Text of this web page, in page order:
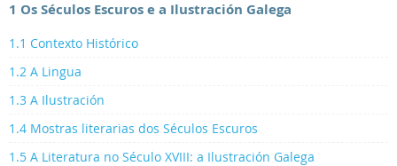
1 Os Séculos Escuros e a Ilustración Galega
1.1 Contexto Histórico
1.2 A Lingua
1.3 A Ilustración
1.4 Mostras literarias dos Séculos Escuros
1.5 A Literatura no Século XVIII: a Ilustración Galega